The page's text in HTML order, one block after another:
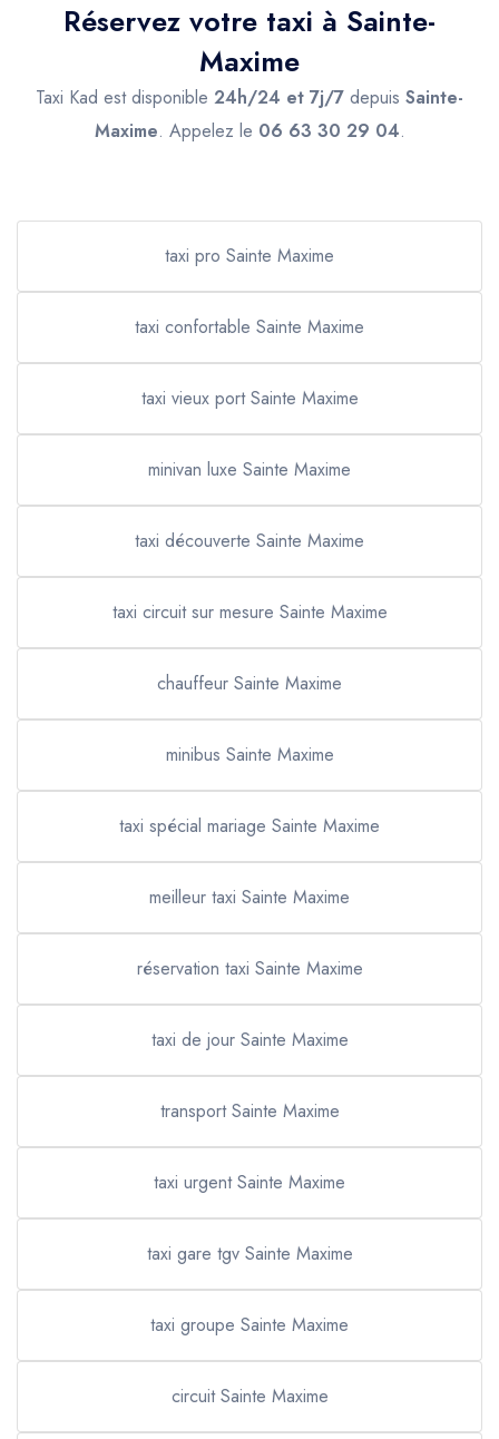
Réservez votre taxi à Sainte-
Maxime
Taxi Kad est disponible 24h/24 et 7j/7 depuis Sainte-
Maxime. Appelez le 06 63 30 29 04.
taxi pro Sainte Maxime
taxi confortable Sainte Maxime
taxi vieux port Sainte Maxime
minivan luxe Sainte Maxime
taxi découverte Sainte Maxime
taxi circuit sur mesure Sainte Maxime
chauffeur Sainte Maxime
minibus Sainte Maxime
taxi spécial mariage Sainte Maxime
meilleur taxi Sainte Maxime
réservation taxi Sainte Maxime
taxi de jour Sainte Maxime
transport Sainte Maxime
taxi urgent Sainte Maxime
taxi gare tgv Sainte Maxime
taxi groupe Sainte Maxime
circuit Sainte Maxime